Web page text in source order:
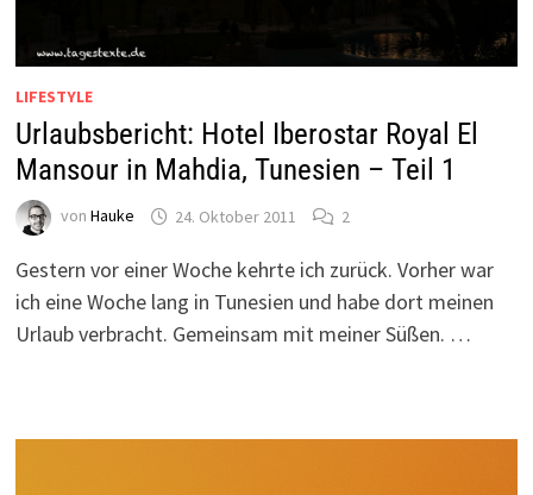
LIFESTYLE
Urlaubsbericht: Hotel Iberostar Royal El
Mansour in Mahdia, Tunesien – Teil 1
von Hauke 24. Oktober 2011 2
Gestern vor einer Woche kehrte ich zurück. Vorher war
ich eine Woche lang in Tunesien und habe dort meinen
Urlaub verbracht. Gemeinsam mit meiner Süßen. …